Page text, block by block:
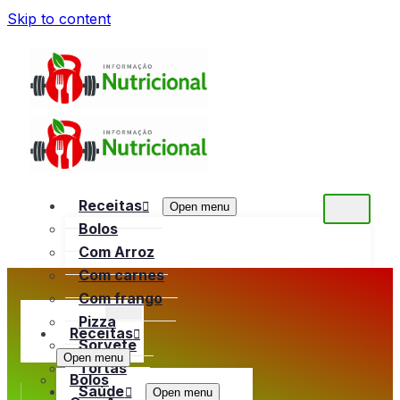
Skip to content
Receitas Open menu
Bolos
Com Arroz
Com carnes
Com frango
Pizza
Sorvete
Tortas
Saúde
Open menu
Receitas
Open menu
Bolos